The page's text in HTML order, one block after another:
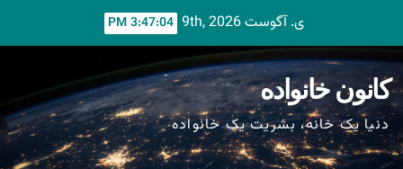
content
ی. آگوست 9th, 2026 3:47:05 PM
کانون خانواده
دنیا یک خانه، بشریت یک خانواده